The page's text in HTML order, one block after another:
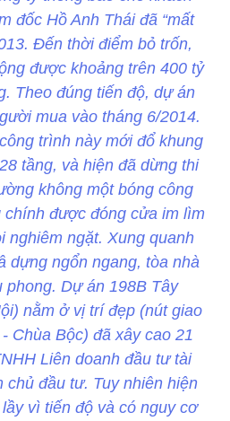
đốc Hồ Anh Thái đã “mất
Đến thời điểm bỏ trốn,
được khoảng trên 400 tỷ
Theo đúng tiến độ, dự án
mua vào tháng 6/2014.
trình này mới đổ khung
tầng, và hiện đã dừng thi
không một bóng công
chính được đóng cửa im lìm
nghiêm ngặt. Xung quanh
dựng ngổn ngang, tòa nhà
phong. Dự án 198B Tây
nằm ở vị trí đẹp (nút giao
Chùa Bộc) đã xây cao 21
Liên doanh đầu tư tài
chủ đầu tư. Tuy nhiên hiện
vì tiến độ và có nguy cơ